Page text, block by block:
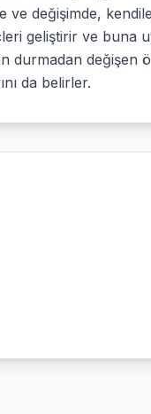
ve değişimde,
geliştirir ve buna
durmadan değişen
da belirler.